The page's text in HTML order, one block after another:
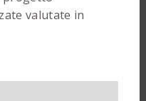
valutate in